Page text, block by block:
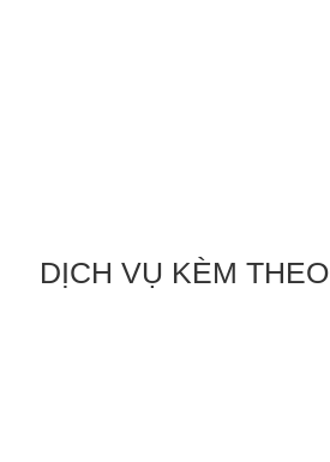
DỊCH VỤ KÈM THEO